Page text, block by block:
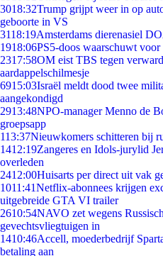
3018:32Trump grijpt weer in op
geboorte in VS
3118:19Amsterdams dierenasiel
1918:06PS5-doos waarschuwt voor
2317:58OM eist TBS tegen
aardappelschilmesje
6915:03Israël meldt dood twee
aangekondigd
2913:48NPO-manager Menno de
groepsapp
113:37Nieuwkomers schitteren bij
1412:19Zangeres en Idols-jurylid
overleden
2412:00Huisarts per direct uit vak
1011:41Netflix-abonnees krijgen
uitgebreide GTA VI trailer
2610:54NAVO zet wegens
gevechtsvliegtuigen in
1410:46Accell, moederbedrijf
betaling aan